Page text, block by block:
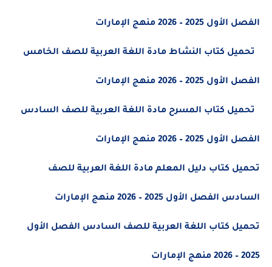
الفصل الأول 2025 – 2026 منهج الإمارات
تحميل كتاب النشاط مادة اللغة العربية للصف الخامس
الفصل الأول 2025 – 2026 منهج الإمارات
تحميل كتاب المسرح مادة اللغة العربية للصف السادس
الفصل الأول 2025 – 2026 منهج الإمارات
تحميل كتاب دليل المعلم مادة اللغة العربية للصف
السادس الفصل الأول 2025 – 2026 منهج الإمارات
تحميل كتاب اللغة العربية للصف السادس الفصل الأول
2025 – 2026 منهج الإمارات